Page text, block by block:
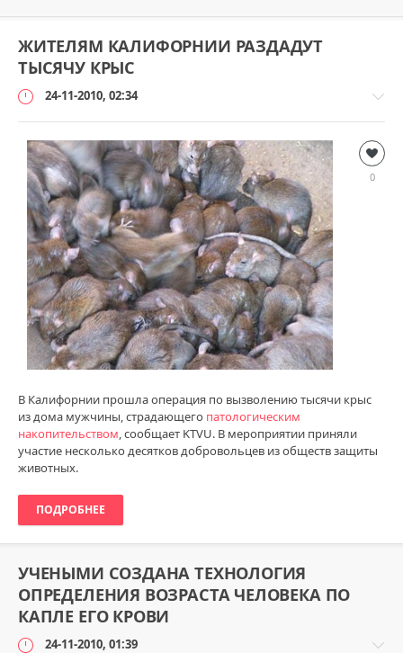
ЖИТЕЛЯМ КАЛИФОРНИИ РАЗДАДУТ
ТЫСЯЧУ КРЫС
24-11-2010, 02:34
Безумный
мир
loginvovchyk
5
082
0
0
В Калифорнии прошла операция по вызволению тысячи крыс
из дома мужчины, страдающего патологическим
накопительством, сообщает KTVU. В мероприятии приняли
участие несколько десятков добровольцев из обществ защиты
животных.
ПОДРОБНЕЕ
УЧЕНЫМИ СОЗДАНА ТЕХНОЛОГИЯ
ОПРЕДЕЛЕНИЯ ВОЗРАСТА ЧЕЛОВЕКА ПО
КАПЛЕ ЕГО КРОВИ
24-11-2010, 01:39